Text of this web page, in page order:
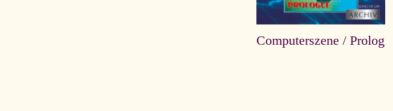
Computerszene / Prolog